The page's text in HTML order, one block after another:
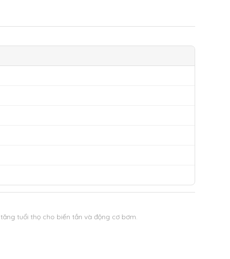
tăng tuổi thọ cho biến tần và động cơ bơm.